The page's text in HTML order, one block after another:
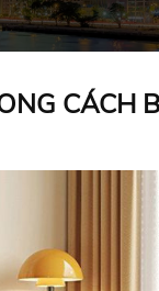
CÁCH